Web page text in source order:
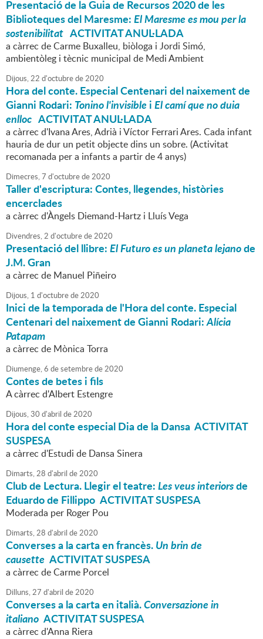
Presentació de la Guia de Recursos 2020 de les
Biblioteques del Maresme:El Maresme es mou per la
sostenibilitat ACTIVITAT ANUL·LADA
a càrrec de Carme Buxalleu, biòloga i Jordi Simó,
ambientòleg i tècnic municipal de Medi Ambient
Dijous,22 d'octubrede2020
Hora del conte. Especial Centenari del naixement de
Gianni Rodari: Tonino l'invisibleiEl camí que no duia
enlloc ACTIVITAT ANUL·LADA
a càrrec d'Ivana Ares, Adrià i Víctor Ferrari Ares. Cada infant
hauria de dur un petit objecte dins un sobre. (Activitat
recomanada per a infants a partir de 4 anys)
Dimecres,7 d'octubrede2020
Taller d'escriptura: Contes, llegendes, històries
encerclades
a càrrec d'Àngels Diemand-Hartz i Lluís Vega
Divendres,2 d'octubrede2020
Presentació del llibre:El Futuro es un planeta lejanode
J.M. Gran
a càrrec de Manuel Piñeiro
Dijous, 1 d'octubrede2020
Inici de la temporada de l'Hora del conte. Especial
Centenari del naixement de Gianni Rodari:Alícia
Patapam
a càrrec de Mònica Torra
Diumenge,6 desetembrede2020
Contes de betes i fils
A càrrec d'Albert Estengre
Dijous,30 d'abril de2020
Hora del conte especial Dia de la Dansa ACTIVITAT
SUSPESA
a càrrec d'Estudi de Dansa Sinera
Dimarts,28 d'abril de2020
Club de Lectura. Llegir el teatre:Les veus interiorsde
Eduardo de Fillippo ACTIVITAT SUSPESA
Moderada per Roger Pou
Dimarts,28 d'abril de2020
Converses a la carta en francès.Un brin de
causette ACTIVITAT SUSPESA
a càrrec de Carme Porcel
Dilluns,27 d'abril de2020
Converses a la carta en italià.Conversazione in
italiano ACTIVITAT SUSPESA
a càrrec d'Anna Riera